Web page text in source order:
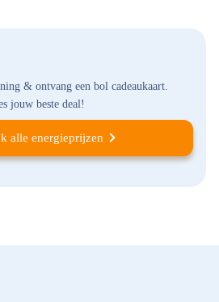
& ontvang een bol cadeaukaart.
jouw beste deal!
alle energieprijzen